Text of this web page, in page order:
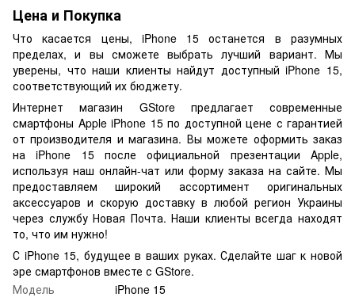
Цена и Покупка
Что касается цены, iPhone 15 останется в разумных
пределах, и вы сможете выбрать лучший вариант. Мы
уверены, что наши клиенты найдут доступный iPhone 15,
соответствующий их бюджету.
Интернет магазин GStore предлагает современные
смартфоны Apple iPhone 15 по доступной цене с гарантией
от производителя и магазина. Вы можете оформить заказ
на iPhone 15 после официальной презентации Apple,
используя наш онлайн-чат или форму заказа на сайте. Мы
предоставляем широкий ассортимент оригинальных
аксессуаров и скорую доставку в любой регион Украины
через службу Новая Почта. Наши клиенты всегда находят
то, что им нужно!
С iPhone 15, будущее в ваших руках. Сделайте шаг к новой
эре смартфонов вместе с GStore.
Модель
iPhone 15